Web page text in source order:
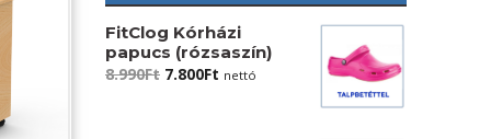
FitClog Kórházi
papucs (rózsaszín)
8.990Ft Original
7.800Ft Current
nettó